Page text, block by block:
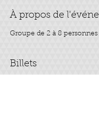
À propos de
Groupe de 2 à 8 personnes
Billets